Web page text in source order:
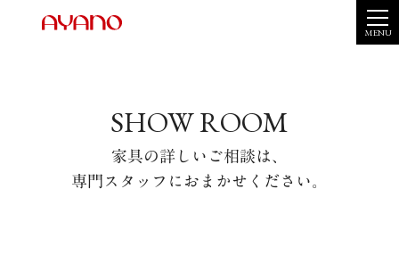
MENU
SHOW ROOM
家具の詳しいご相談は、
専門スタッフにおまかせください。